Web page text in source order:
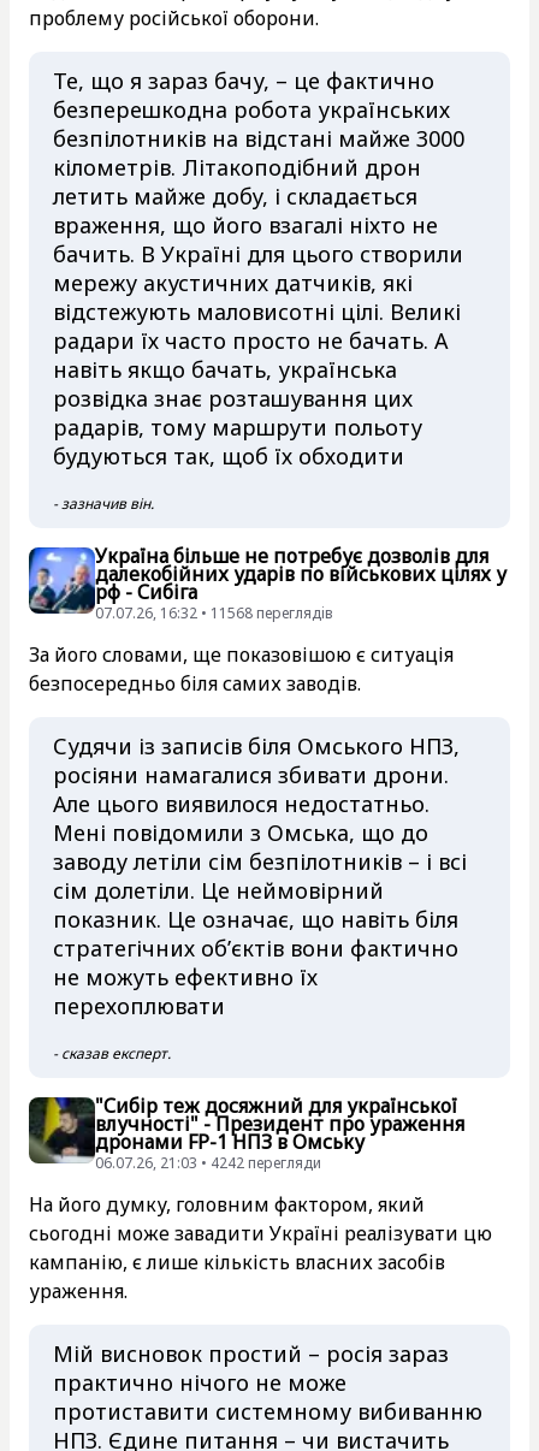
проблему російської оборони.
Те, що я зараз бачу, – це фактично
безперешкодна робота українських
безпілотників на відстані майже 3000
кілометрів. Літакоподібний дрон
летить майже добу, і складається
враження, що його взагалі ніхто не
бачить. В Україні для цього створили
мережу акустичних датчиків, які
відстежують маловисотні цілі. Великі
радари їх часто просто не бачать. А
навіть якщо бачать, українська
розвідка знає розташування цих
радарів, тому маршрути польоту
будуються так, щоб їх обходити
- зазначив він.
Україна більше не потребує дозволів для
далекобійних ударів по військових цілях у
рф - Сибіга
07.07.26, 16:32 • 11568 переглядiв
За його словами, ще показовішою є ситуація
безпосередньо біля самих заводів.
Судячи із записів біля Омського НПЗ,
росіяни намагалися збивати дрони.
Але цього виявилося недостатньо.
Мені повідомили з Омська, що до
заводу летіли сім безпілотників – і всі
сім долетіли. Це неймовірний
показник. Це означає, що навіть біля
стратегічних об’єктів вони фактично
не можуть ефективно їх
перехоплювати
- сказав експерт.
"Сибір теж досяжний для української
влучності" - Президент про ураження
дронами FP-1 НПЗ в Омську
06.07.26, 21:03 • 4242 перегляди
На його думку, головним фактором, який
сьогодні може завадити Україні реалізувати цю
кампанію, є лише кількість власних засобів
ураження.
Мій висновок простий – росія зараз
практично нічого не може
протиставити системному вибиванню
НПЗ. Єдине питання – чи вистачить